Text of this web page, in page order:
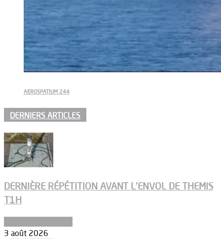
AEROSPATIUM 244
DERNIERS ARTICLES
DERNIÈRE RÉPÉTITION AVANT L’ENVOL DE THEMIS
T1H
3 août 2026